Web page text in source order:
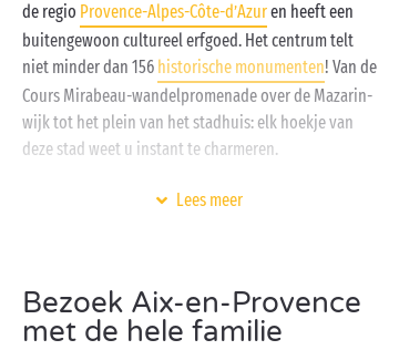
de regio Provence-Alpes-Côte-d’Azuren heeft een
buitengewoon cultureel erfgoed. Het centrum telt
niet minder dan 156 historische monumenten! Van de
Cours Mirabeau-wandelpromenade over de Mazarin-
wijk tot het plein van het stadhuis: elk hoekje van
deze stad weet u instant te charmeren.
In dit betoverende kader heet uw Sandaya-camping
gratis kinderclubs en dag- en avondanimatie. Reken
daarbij nog het vredige gezang van de cicaden en u
Lees meer
Bezoek Aix-en-Provence
met de hele familie